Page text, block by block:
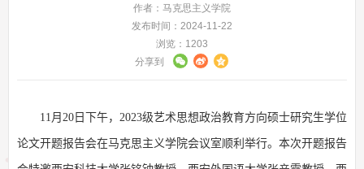
作者：马克思主义学院
发布时间：2024-11-22
浏览： 1203
分享到
11月 20 日下午， 2023级艺术思想政治教育方向硕士研究生学位
论文开题报告会在马克思主义学院会议室顺利举行。本次开题报告